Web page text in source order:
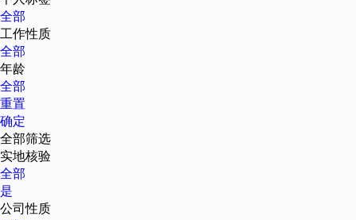
全部
工作性质
全部
年龄
全部
重置
确定
全部筛选
实地核验
全部
是
公司性质